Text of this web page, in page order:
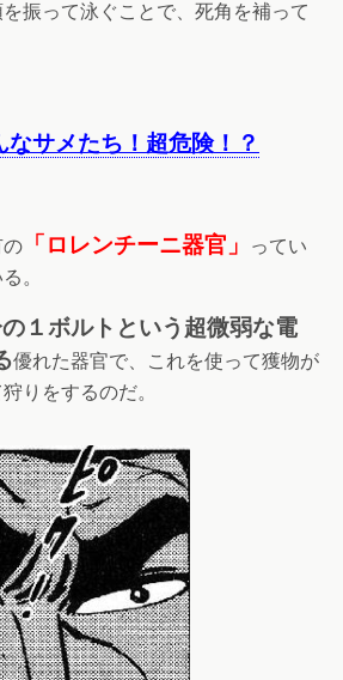
振って泳ぐことで、死角を補って
サメたち！超危険！？
の 「ロレンチーニ器官」
ってい
。
１ボルトという超微弱な電
優れた器官で、これを使って獲物が
りをするのだ。